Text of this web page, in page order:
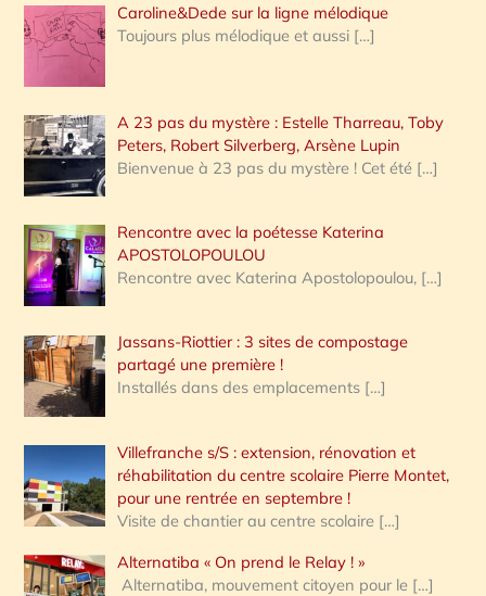
Caroline&Dede sur la ligne mélodique
Toujours plus mélodique et aussi […]
A 23 pas du mystère : Estelle Tharreau, Toby
Peters, Robert Silverberg, Arsène Lupin
Bienvenue à 23 pas du mystère ! Cet été […]
Rencontre avec la poétesse Katerina
APOSTOLOPOULOU
Rencontre avec Katerina Apostolopoulou, […]
Jassans-Riottier : 3 sites de compostage
partagé une première !
Installés dans des emplacements […]
Villefranche s/S : extension, rénovation et
réhabilitation du centre scolaire Pierre Montet,
pour une rentrée en septembre !
Visite de chantier au centre scolaire […]
Alternatiba « On prend le Relay ! »
Alternatiba, mouvement citoyen pour le […]